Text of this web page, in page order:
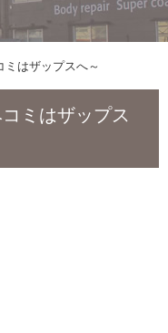
はザップスへ～
ミはザップス